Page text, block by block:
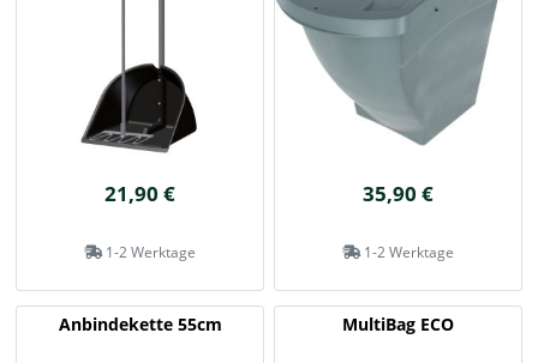
21,90 €
1-2 Werktage
35,90 €
1-2 Werktage
Anbindekette 55cm MultiBag ECO